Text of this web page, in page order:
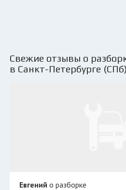
Свежие отзывы о
в Санкт-Петербурге (СПб)
Евгений о разборке